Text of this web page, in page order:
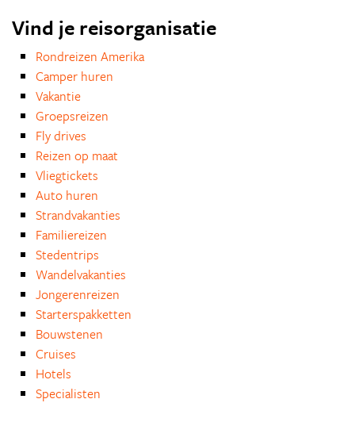
Vind je reisorganisatie
Rondreizen Amerika
Camper huren
Vakantie
Groepsreizen
Fly drives
Reizen op maat
Vliegtickets
Auto huren
Strandvakanties
Familiereizen
Stedentrips
Wandelvakanties
Jongerenreizen
Starterspakketten
Bouwstenen
Cruises
Hotels
Specialisten